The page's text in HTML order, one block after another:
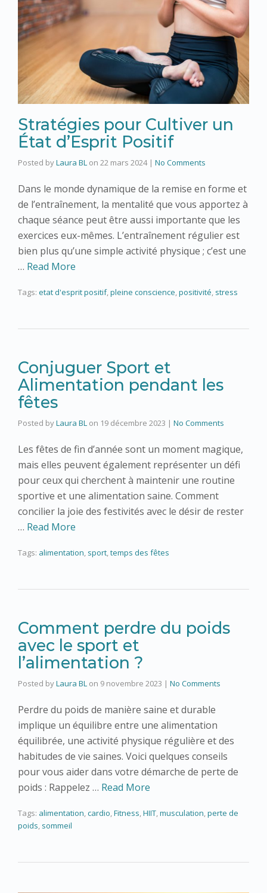
Stratégies pour Cultiver un
État d’Esprit Positif
Posted byLaura BL on 22 mars 2024 | No Comments
Dans le monde dynamique de la remise en forme et
de l’entraînement, la mentalité que vous apportez à
chaque séance peut être aussi importante que les
exercices eux-mêmes. L’entraînement régulier est
bien plus qu’une simple activité physique ; c’est une
… Read More
Tags: etat d'esprit positif,pleine conscience,positivité, stress
Conjuguer Sport et
Alimentation pendant les
fêtes
Posted byLaura BL on 19 décembre 2023 | No Comments
Les fêtes de fin d’année sont un moment magique,
mais elles peuvent également représenter un défi
pour ceux qui cherchent à maintenir une routine
sportive et une alimentation saine. Comment
concilier la joie des festivités avec le désir de rester
… Read More
Tags: alimentation, sport,temps des fêtes
Comment perdre du poids
avec le sport et
l’alimentation ?
Posted byLaura BL on 9 novembre 2023 | No Comments
Perdre du poids de manière saine et durable
implique un équilibre entre une alimentation
équilibrée, une activité physique régulière et des
habitudes de vie saines. Voici quelques conseils
pour vous aider dans votre démarche de perte de
poids : Rappelez … Read More
Tags: alimentation,cardio,Fitness,HIIT,musculation,perte de
poids, sommeil